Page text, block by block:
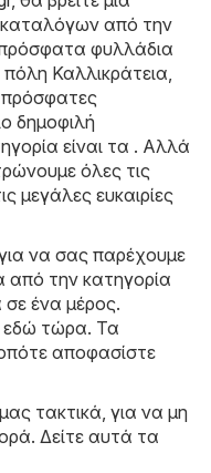
καταλόγων από την
πρόσφατα φυλλάδια
Καλλικράτεια,
πρόσφατες
δημοφιλή
είναι τα . Αλλά
όλες τις
μεγάλες ευκαιρίες
να σας παρέχουμε
την κατηγορία
ένα μέρος.
εδώ τώρα. Τα
αποφασίστε
τακτικά, για να μη
Δείτε αυτά τα